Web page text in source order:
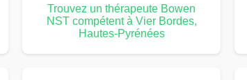
Trouvez un thérapeute Bowen
NST compétent à Vier Bordes,
Hautes-Pyrénées